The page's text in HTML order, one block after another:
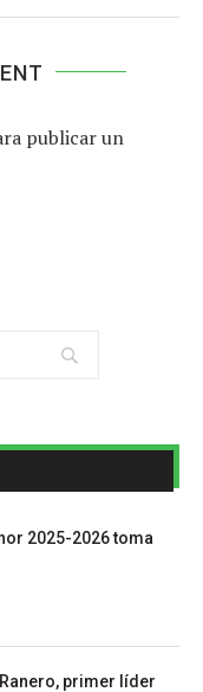
publicar un
2025-2026 toma
Ranero, primer líder